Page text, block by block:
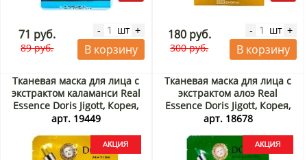
71 руб.
89 руб.
- шт +
В корзину
180 руб.
300 руб.
- шт +
В корзину
Тканевая маска для лица с
экстрактом каламанси Real
Essence Doris Jigott, Корея,
23 мл Акция
арт. 19449
Тканевая маска для лица с
экстрактом алоэ Real
Essence Doris Jigott, Корея,
23 мл Акция
арт. 18678